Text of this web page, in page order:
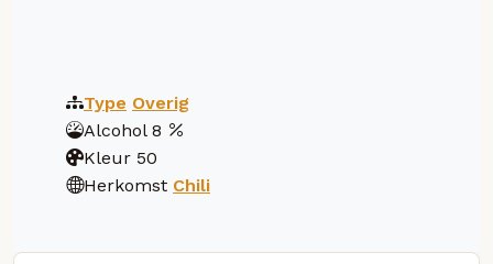
Type Overig
Alcohol 8
Kleur 50
Herkomst Chili